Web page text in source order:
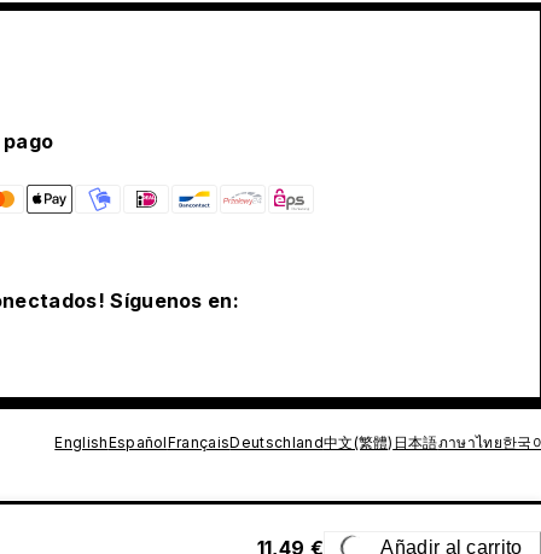
11,49 € Añadir al carrito
Síguenos en:
EnglishEspañolFrançaisDeutschland中文(繁體) 日本語ภาษาไทย한국